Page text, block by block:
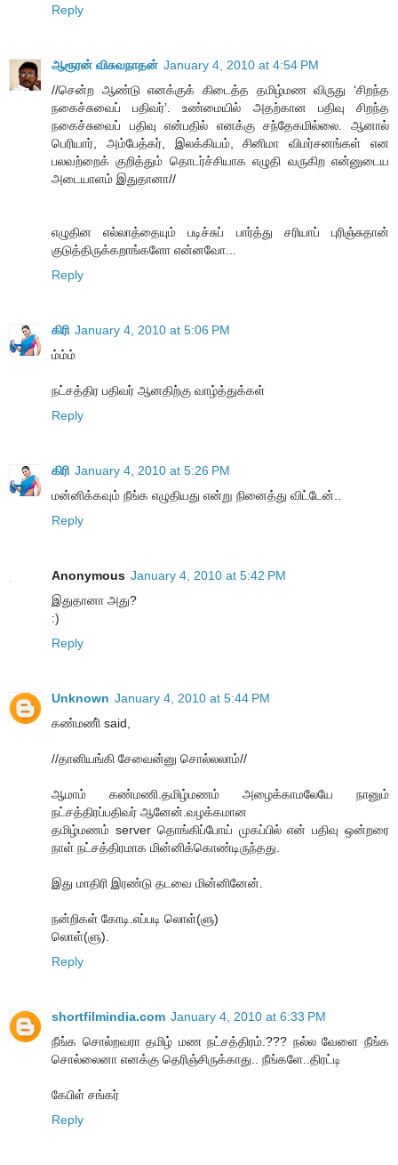
Reply
ஆரூரன் விசுவநாதன் January 4, 2010 at 4:54 PM
//சென்ற ஆண்டு எனக்குக் கிடைத்த தமிழ்மண விருது ‘சிறந்த
நகைச்சுவைப் பதிவர்’. உண்மையில் அதற்கான பதிவு சிறந்த
நகைச்சுவைப் பதிவு என்பதில் எனக்கு சந்தேகமில்லை. ஆனால்
பெரியார், அம்பேத்கர், இலக்கியம், சினிமா விமர்சனங்கள் என
பலவற்றைக் குறித்தும் தொடர்ச்சியாக எழுதி வருகிற என்னுடைய
அடையாளம் இதுதானா//
எழுதின எல்லாத்தையும் படிச்சுப் பார்த்து சரியாப் புரிஞ்சுதான்
குடுத்திருக்கறாங்களோ என்னவோ...
Reply
கிரி January 4, 2010 at 5:06 PM
ம்ம்ம்
நட்சத்திர பதிவர் ஆனதிற்கு வாழ்த்துக்கள்
Reply
கிரி January 4, 2010 at 5:26 PM
மன்னிக்கவும் நீங்க எழுதியது என்று நினைத்து விட்டேன்..
Reply
Anonymous January 4, 2010 at 5:42 PM
இதுதானா அது?
:)
Reply
Unknown January 4, 2010 at 5:44 PM
கண்மணி் said,
//தானியங்கி சேவைன்னு சொல்லலாம்//
ஆமாம் கண்மணி.தமிழ்மணம் அழைக்காமலேயே நானும்
நட்சத்திரப்பதிவர் ஆனேன்.வழக்கமான
தமிழ்மணம் server தொங்கிப்போய் முகப்பில் என் பதிவு ஒன்றரை
நாள் நட்சத்திரமாக மின்னிக்கொண்டிருந்தது.
இது மாதிரி இரண்டு தடவை மின்னினேன்.
நன்றிகள் கோடி.எப்படி லொள்(ளு)
லொள்(ளு).
Reply
shortfilmindia.com January 4, 2010 at 6:33 PM
நீங்க சொல்றவரா தமிழ் மண நட்சத்திரம்.??? நல்ல வேளை நீங்க
சொல்லைனா எனக்கு தெரிஞ்சிருக்காது.. நீங்களே..திரட்டி
கேபிள் சங்கர்
Reply